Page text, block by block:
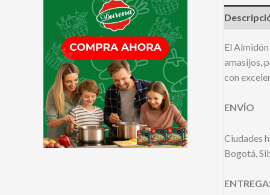
El
amasijos,
con
ENVÍO
Ciudades
Bogotá,